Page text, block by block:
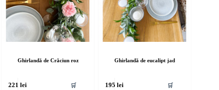
Ghirlandă de Crăciun roz
221lei 🛒
Ghirlandă de eucalipt jad
195lei 🛒